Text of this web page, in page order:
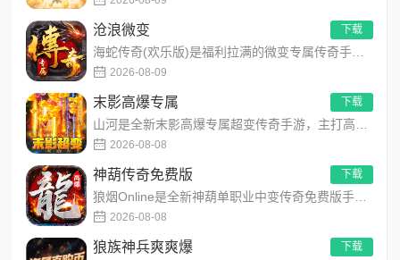
沧浪微变
2026-08-09
下载
末影高爆专属
2026-08-08
下载
神葫传奇免费版
2026-08-08
下载
狼族神兵爽爽爆 下载